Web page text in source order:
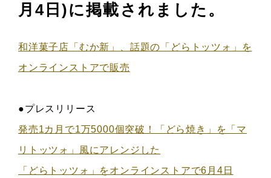
月4日)に掲載されました。
和洋菓子店「むか新」、話題の「どらトッツォ」を
オンラインストアで販売
●プレスリリース
発売1カ月で1万5000個突破！「どら焼き」を「マ
リトッツォ」風にアレンジした
「どらトッツォ」をオンラインストアで6月4日